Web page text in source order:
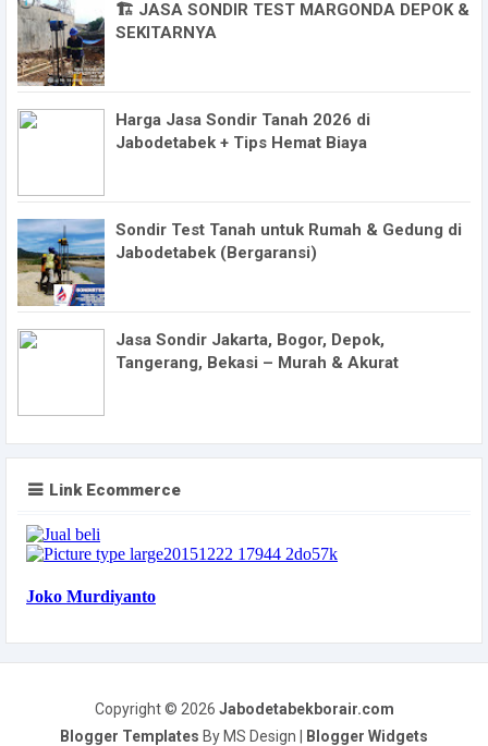
🏗️ JASA SONDIR TEST MARGONDA DEPOK &
SEKITARNYA
Harga Jasa Sondir Tanah 2026 di
Jabodetabek + Tips Hemat Biaya
Sondir Test Tanah untuk Rumah & Gedung di
Jabodetabek (Bergaransi)
Jasa Sondir Jakarta, Bogor, Depok,
Tangerang, Bekasi – Murah & Akurat
Link Ecommerce
Copyright © 2026 Jabodetabekborair.com
Blogger Templates By MS Design | Blogger Widgets